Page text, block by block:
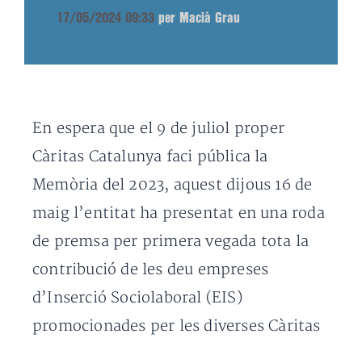
17/05/2024 09:33 per Macià Grau
En espera que el 9 de juliol proper
Càritas Catalunya faci pública la
Memòria del 2023, aquest dijous 16 de
maig l’entitat ha presentat en una roda
de premsa per primera vegada tota la
contribució de les deu empreses
d’Inserció Sociolaboral (EIS)
promocionades per les diverses Càritas